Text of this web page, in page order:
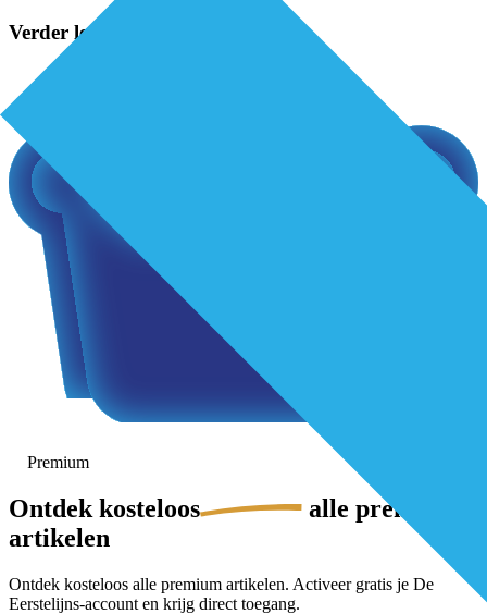
Verder lezen?
Premium
Ontdek kosteloos
alle premium-
artikelen
Ontdek kosteloos alle premium artikelen. Activeer gratis je De
Eerstelijns-account en krijg direct toegang.